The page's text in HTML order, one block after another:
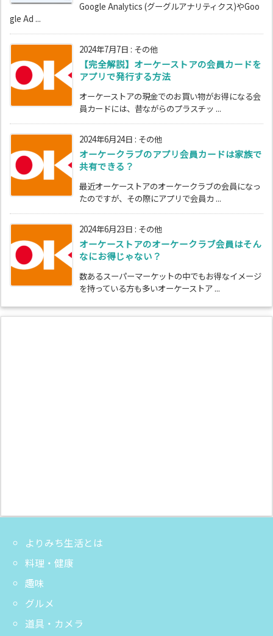
Google Analytics (グーグルアナリティクス)やGoo
gle Ad ...
2024年7月7日 : その他
【完全解説】オーケーストアの会員カードを
アプリで発行する方法
オーケーストアの現金でのお買い物がお得になる会
員カードには、昔ながらのプラスチッ ...
2024年6月24日 : その他
オーケークラブのアプリ会員カードは家族で
共有できる？
最近オーケーストアのオーケークラブの会員になっ
たのですが、その際にアプリで会員カ ...
2024年6月23日 : その他
オーケーストアのオーケークラブ会員はそん
なにお得じゃない？
数あるスーパーマーケットの中でもお得なイメージ
を持っている方も多いオーケーストア ...
よりみち生活とは
料理・健康
趣味
グルメ
道具・カメラ